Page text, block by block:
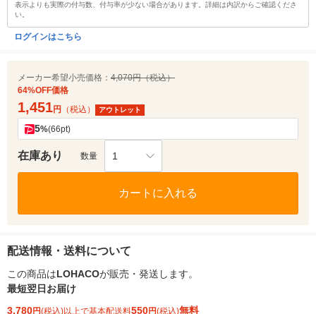
表示よりも実際の付与数、付与率が少ない場合があります。詳細は内訳からご確認くださ
い。
ログインはこちら
メーカー希望小売価格： 4,070円（税込）
64%OFF価格
1,451円 （税込） アウトレット
5%(66pt)
在庫あり 数量 1
カートに入れる
配送情報・送料について
この商品はLOHACOが販売・発送します。
最短翌日お届け
3,780円(税込)以上で基本配送料550円(税込)無料